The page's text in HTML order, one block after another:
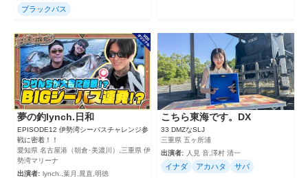
ブラックバス
夢の釣lynch.日和
EPISODE12 伊勢湾シーバスチャレンジ参
戦に密着！！
愛知県 名古屋港（朝倉･美濃川）,三重県 伊
勢湾マリーナ
出演者: lynch.,葉月,晁直,明徳
こちら東海です。DX
33 DMZなSLJ
三重県 五ヶ所浦
出演者:
人見 音,澤村 清一
イナダ アカハタ サバ